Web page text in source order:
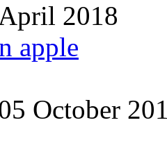
2018
apple
October